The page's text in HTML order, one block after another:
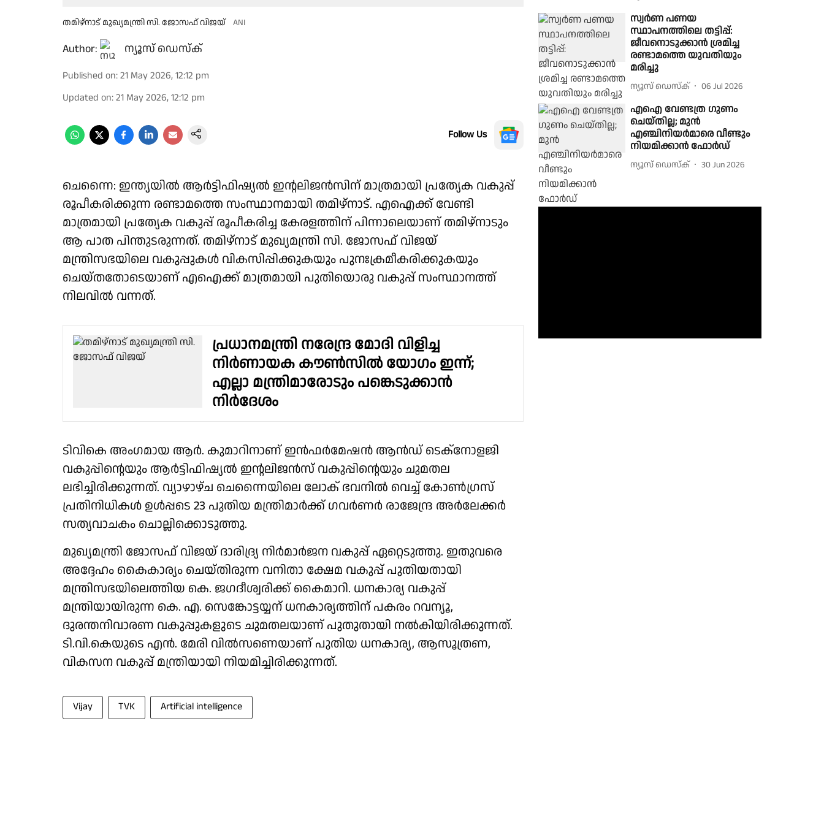
തമിഴ്‌നാട് മുഖ്യമന്ത്രി സി. ജോസഫ് വിജയ് ANI
Author: ന്യൂസ് ഡെസ്ക്
Published on:21 May 2026, 12:12 pm
Updated on:21 May 2026, 12:12 pm
Follow Us
ചെന്നൈ: ഇന്ത്യയിൽ ആർട്ടിഫിഷ്യൽ ഇന്റലിജൻസിന് മാത്രമായി പ്രത്യേക വകുപ്പ്
രൂപീകരിക്കുന്ന രണ്ടാമത്തെ സംസ്ഥാനമായി തമിഴ്നാട്. എഐക്ക് വേണ്ടി
മാത്രമായി പ്രത്യേക വകുപ്പ് രൂപീകരിച്ച കേരളത്തിന് പിന്നാലെയാണ് തമിഴ്‌നാടും
ആ പാത പിന്തുടരുന്നത്. തമിഴ്‌നാട് മുഖ്യമന്ത്രി സി. ജോസഫ് വിജയ്
മന്ത്രിസഭയിലെ വകുപ്പുകൾ വികസിപ്പിക്കുകയും പുനഃക്രമീകരിക്കുകയും
ചെയ്തതോടെയാണ് എഐക്ക് മാത്രമായി പുതിയൊരു വകുപ്പ് സംസ്ഥാനത്ത്
നിലവിൽ വന്നത്.
പ്രധാനമന്ത്രി നരേന്ദ്ര മോദി വിളിച്ച
നിർണായക കൗൺസിൽ യോഗം ഇന്ന്;
എല്ലാ മന്ത്രിമാരോടും പങ്കെടുക്കാൻ
നിർദേശം
ടിവികെ അംഗമായ ആർ. കുമാറിനാണ് ഇൻഫർമേഷൻ ആൻഡ് ടെക്നോളജി
വകുപ്പിൻ്റെയും ആർട്ടിഫിഷ്യൽ ഇന്റലിജൻസ് വകുപ്പിന്റെയും ചുമതല
ലഭിച്ചിരിക്കുന്നത്. വ്യാഴാഴ്ച ചെന്നൈയിലെ ലോക് ഭവനിൽ വെച്ച് കോൺഗ്രസ്
പ്രതിനിധികൾ ഉൾപ്പടെ 23 പുതിയ മന്ത്രിമാർക്ക് ഗവർണർ രാജേന്ദ്ര അർലേക്കർ
സത്യവാചകം ചൊല്ലിക്കൊടുത്തു.
മുഖ്യമന്ത്രി ജോസഫ് വിജയ് ദാരിദ്ര്യ നിർമാർജന വകുപ്പ് ഏറ്റെടുത്തു. ഇതുവരെ
അദ്ദേഹം കൈകാര്യം ചെയ്തിരുന്ന വനിതാ ക്ഷേമ വകുപ്പ് പുതിയതായി
മന്ത്രിസഭയിലെത്തിയ കെ. ജഗദീശ്വരിക്ക് കൈമാറി. ധനകാര്യ വകുപ്പ്
മന്ത്രിയായിരുന്ന കെ. എ. സെങ്കോട്ടയ്യന് ധനകാര്യത്തിന് പകരം റവന്യൂ,
ദുരന്തനിവാരണ വകുപ്പുകളുടെ ചുമതലയാണ് പുതുതായി നൽകിയിരിക്കുന്നത്.
ടി.വി.കെയുടെ എൻ. മേരി വിൽസണെയാണ് പുതിയ ധനകാര്യ, ആസൂത്രണ,
വികസന വകുപ്പ് മന്ത്രിയായി നിയമിച്ചിരിക്കുന്നത്.
Vijay TVK Artificial intelligence
സ്വര്‍ണ പണയ
സ്ഥാപനത്തിലെ തട്ടിപ്പ്:
ജീവനൊടുക്കാന്‍ ശ്രമിച്ച
രണ്ടാമത്തെ യുവതിയും
മരിച്ചു
ന്യൂസ് ഡെസ്ക് 06 Jul 2026
എഐ വേണ്ടത്ര ഗുണം
ചെയ്തില്ല; മുൻ
എഞ്ചിനിയർമാരെ വീണ്ടും
നിയമിക്കാൻ ഫോർഡ്
ന്യൂസ് ഡെസ്ക് 30 Jun 2026